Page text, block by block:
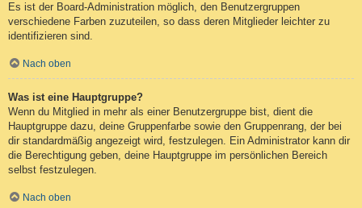
Es ist der Board-Administration möglich, den Benutzergruppen
verschiedene Farben zuzuteilen, so dass deren Mitglieder leichter zu
identifizieren sind.
Nach oben
Was ist eine Hauptgruppe?
Wenn du Mitglied in mehr als einer Benutzergruppe bist, dient die
Hauptgruppe dazu, deine Gruppenfarbe sowie den Gruppenrang, der bei
dir standardmäßig angezeigt wird, festzulegen. Ein Administrator kann dir
die Berechtigung geben, deine Hauptgruppe im persönlichen Bereich
selbst festzulegen.
Nach oben